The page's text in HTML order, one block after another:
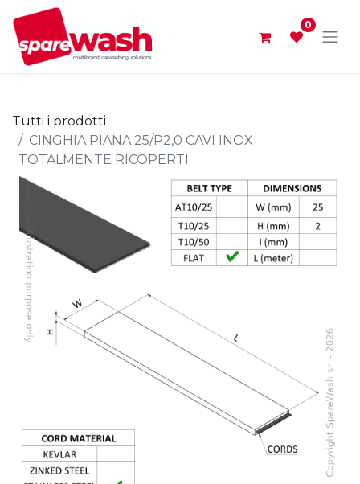
0
Tutti i prodotti
CINGHIA PIANA 25/P2,0 CAVI INOX
TOTALMENTE RICOPERTI